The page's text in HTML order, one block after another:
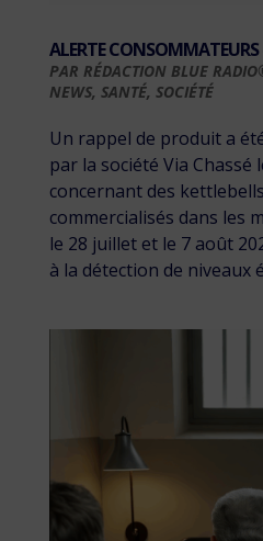
ALERTE
PAR RÉDACTION BLUE
NEWS, SANTÉ, SOCIÉTÉ
Un rappel de produit a
par la société Via Chassé
concernant des
commercialisés dans les
le 28 juillet et le 7 août
à la détection de niveaux